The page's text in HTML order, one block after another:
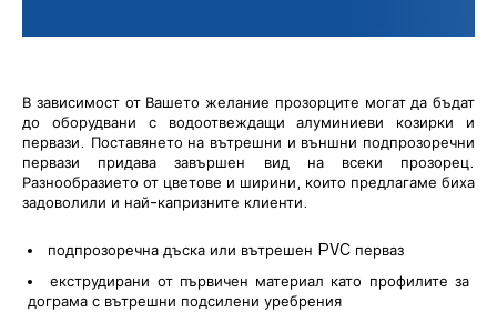
В зависимост от Вашето желание прозорците могат да бъдат
до оборудвани с водоотвеждащи алуминиеви козирки и
первази. Поставянето на вътрешни и външни подпрозоречни
первази придава завършен вид на всеки прозорец.
Разнообразието от цветове и ширини, които предлагаме биха
задоволили и най-капризните клиенти.
подпрозоречна дъска или вътрешен PVC перваз
екструдирани от първичен материал като профилите за
дограма с вътрешни подсилени уребрения